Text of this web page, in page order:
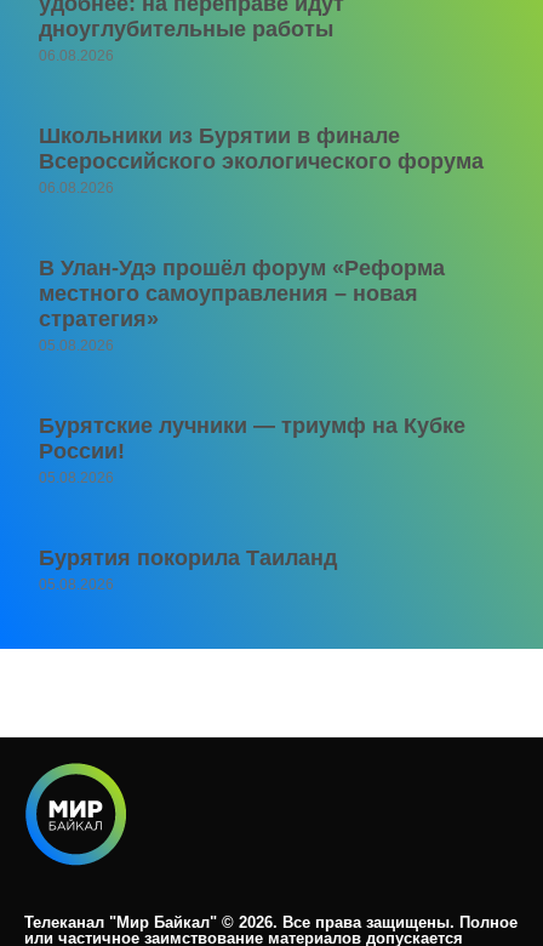
дноуглубительные работы
06.08.2026
Школьники из Бурятии в финале
Всероссийского экологического форума
06.08.2026
В Улан-Удэ прошёл форум «Реформа
местного самоуправления – новая
стратегия»
05.08.2026
Бурятские лучники — триумф на Кубке
России!
05.08.2026
Бурятия покорила Таиланд
05.08.2026
Телеканал "Мир Байкал" © 2026. Все права защищены. Полное
или частичное заимствование материалов допускается